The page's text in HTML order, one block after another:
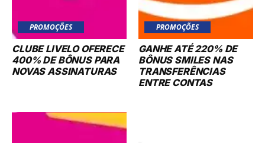
PROMOÇÕES
CLUBE LIVELO OFERECE
400% DE BÔNUS PARA
NOVAS ASSINATURAS
PROMOÇÕES
GANHE ATÉ 220% DE
BÔNUS SMILES NAS
TRANSFERÊNCIAS
ENTRE CONTAS